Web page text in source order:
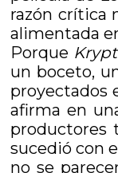
razón crítica
alimentada
Porque
un boceto,
proyectados
afirma en
productores
sucedió con
no se